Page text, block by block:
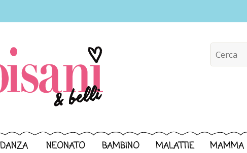
NEONATO BAMBINO MALATTIE MAMMA